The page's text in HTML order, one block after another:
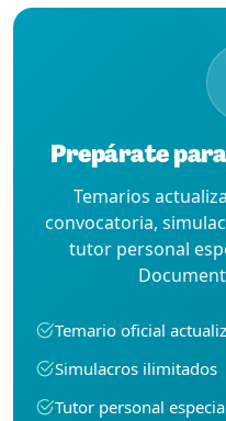
Prepárate
Temarios
convocatoria,
tutor personal
Temario oficial
Simulacros ilimitados
Tutor personal